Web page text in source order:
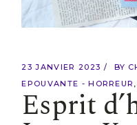
23 JANVIER 2023 BY
EPOUVANTE - HORREUR
Esprit